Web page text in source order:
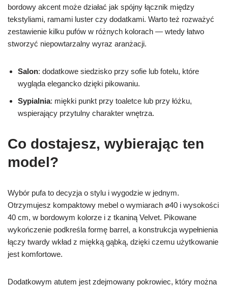
bordowy akcent może działać jak spójny łącznik między
tekstyliami, ramami luster czy dodatkami. Warto też rozważyć
zestawienie kilku pufów w różnych kolorach — wtedy łatwo
stworzyć niepowtarzalny wyraz aranżacji.
Salon: dodatkowe siedzisko przy sofie lub fotelu, które
wygląda elegancko dzięki pikowaniu.
Sypialnia: miękki punkt przy toaletce lub przy łóżku,
wspierający przytulny charakter wnętrza.
Co dostajesz, wybierając ten
model?
Wybór pufa to decyzja o stylu i wygodzie w jednym.
Otrzymujesz kompaktowy mebel o wymiarach ø40 i wysokości
40 cm, w bordowym kolorze i z tkaniną Velvet. Pikowane
wykończenie podkreśla formę barrel, a konstrukcja wypełnienia
łączy twardy wkład z miękką gąbką, dzięki czemu użytkowanie
jest komfortowe.
Dodatkowym atutem jest zdejmowany pokrowiec, który można